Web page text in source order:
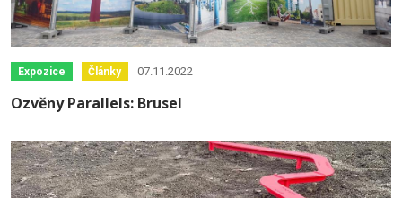
Expozice Články 07.11.2022
Ozvěny Parallels: Brusel